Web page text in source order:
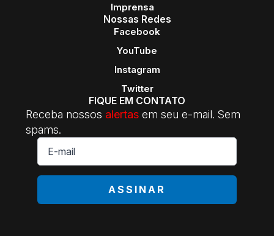
Imprensa
Nossas Redes
Facebook
YouTube
Instagram
Twitter
FIQUE EM CONTATO
Receba nossos alertas em seu e-mail. Sem
spams.
E-
mail
ASSINAR